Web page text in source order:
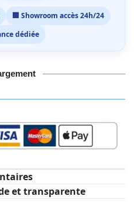
🏢 Showroom accès 24h/24
dédiée
et transparente